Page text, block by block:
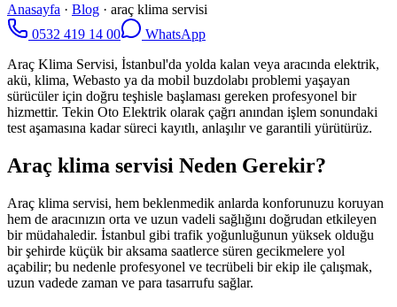
Anasayfa · Blog · araç klima servisi
0532 419 14 00
WhatsApp
Araç Klima Servisi, İstanbul'da yolda kalan veya aracında elektrik,
akü, klima, Webasto ya da mobil buzdolabı problemi yaşayan
sürücüler için doğru teşhisle başlaması gereken profesyonel bir
hizmettir. Tekin Oto Elektrik olarak çağrı anından işlem sonundaki
test aşamasına kadar süreci kayıtlı, anlaşılır ve garantili yürütürüz.
Araç klima servisi Neden Gerekir?
Araç klima servisi, hem beklenmedik anlarda konforunuzu koruyan
hem de aracınızın orta ve uzun vadeli sağlığını doğrudan etkileyen
bir müdahaledir. İstanbul gibi trafik yoğunluğunun yüksek olduğu
bir şehirde küçük bir aksama saatlerce süren gecikmelere yol
açabilir; bu nedenle profesyonel ve tecrübeli bir ekip ile çalışmak,
uzun vadede zaman ve para tasarrufu sağlar.